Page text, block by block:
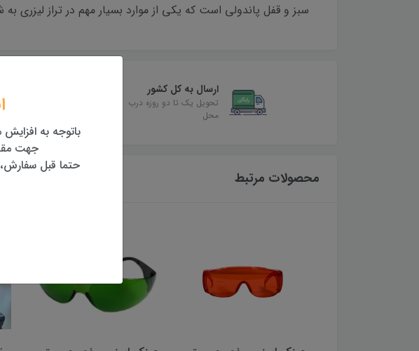
سبز و قفل پاندولی است که یکی از موارد بسیار مهم در تراز لیزری
ارسال به کل کشور
تحویل یک تا دو روزه درب
محل
بهترین قیمت
بهترین قیمت
محصولات مرتبط
باتوجه به
جهت
حتما قبل سفارش،